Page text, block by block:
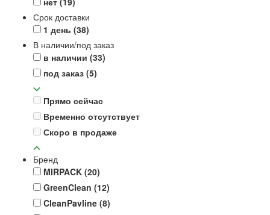
Срок доставки
1 день (38)
В наличии/под заказ
в наличии (33)
под заказ (5)
Прямо сейчас
Временно отсутствует
Скоро в продаже
Бренд
MIRPACK (20)
GreenClean (12)
CleanPavline (8)